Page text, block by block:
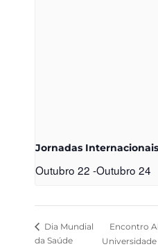
Jornadas
Outubro 22 -Outubro 24
Dia Mundial
da Saúde
Encontro